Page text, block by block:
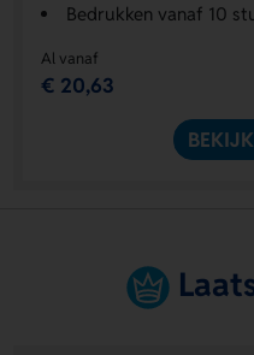
Bedrukken vanaf 10
Al vanaf
€ 20,63